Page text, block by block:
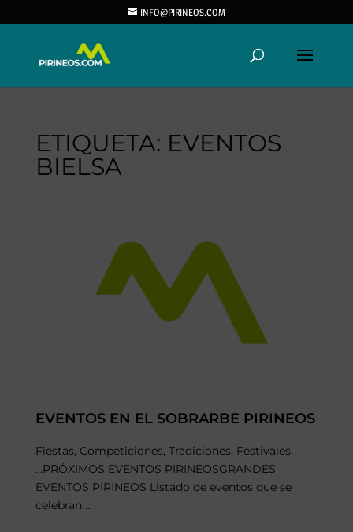
INFO@PIRINEOS.COM
ETIQUETA: EVENTOS
BIELSA
EVENTOS EN EL SOBRARBE PIRINEOS
Fiestas, Competiciones, Tradiciones, Festivales,
...PRÓXIMOS EVENTOS PIRINEOSGRANDES
EVENTOS PIRINEOS Listado de eventos que se
celebran ...